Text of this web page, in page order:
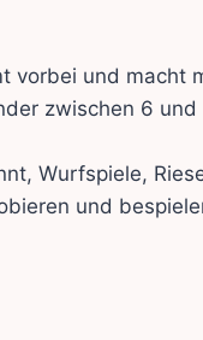
vorbei und macht
zwischen 6 und
Wurfspiele,
und